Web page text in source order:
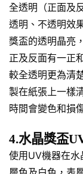
全透明（正面及
透明、不透明效
獎盃的透明晶亮
正及反面有一正
較全透明更為清
製在紙張上一樣
時間會變色和損
4.水晶獎盃
使用UV機器在